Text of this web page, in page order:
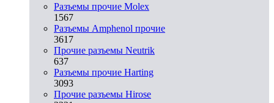
Разъемы прочие Molex
1567
Разъемы Amphenol прочие
3617
Прочие разъемы Neutrik
637
Разъемы прочие Harting
3093
Прочие разъемы Hirose